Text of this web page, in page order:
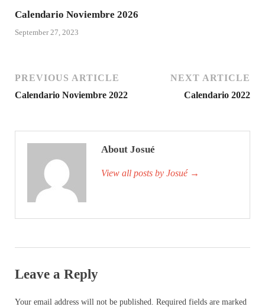
Calendario Noviembre 2026
September 27, 2023
PREVIOUS ARTICLE
Calendario Noviembre 2022
NEXT ARTICLE
Calendario 2022
About Josué
View all posts by Josué →
Leave a Reply
Your email address will not be published. Required fields are marked